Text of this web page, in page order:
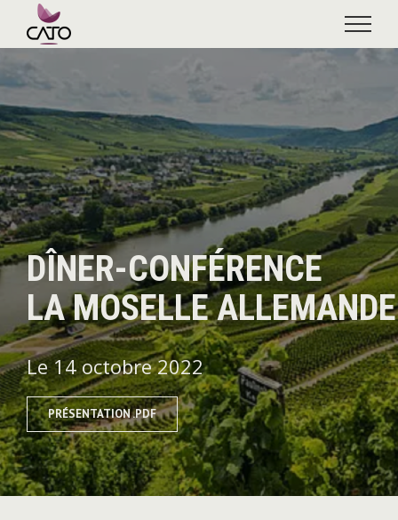
content
DÎNER-CONFÉRENCE
LA MOSELLE ALLEMANDE
Le 14 octobre 2022
PRÉSENTATION .PDF